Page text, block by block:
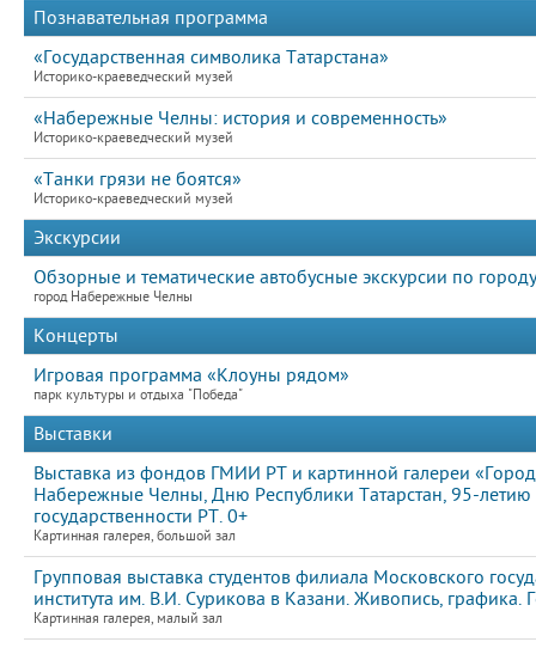
Познавательная программа
«Государственная символика Татарстана»
Историко-краеведческий музей
«Набережные Челны: история и современность»
Историко-краеведческий музей
«Танки грязи не боятся»
Историко-краеведческий музей
Экскурсии
Обзорные и тематические автобусные экскурсии по
город Набережные Челны
Концерты
Игровая программа «Клоуны рядом»
парк культуры и отдыха "Победа"
Выставки
Выставка из фондов ГМИИ РТ и картинной галереи
Набережные Челны, Дню Республики Татарстан, 95-
государственности РТ. 0+
Картинная галерея, большой зал
Групповая выставка студентов филиала Московского
института им. В.И. Сурикова в Казани. Живопись,
Картинная галерея, малый зал